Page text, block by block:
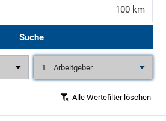
Entfernung
Suche
1 Arbeitgeber
Alle Wertefilter löschen